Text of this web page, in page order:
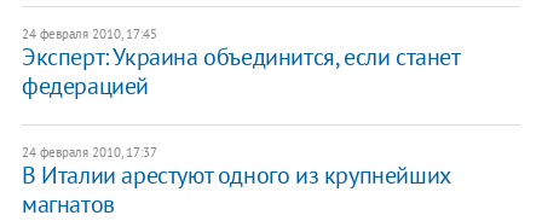
24 февраля 2010, 17:45
Эксперт: Украина объединится, если станет
федерацией
24 февраля 2010, 17:37
В Италии арестуют одного из крупнейших
магнатов